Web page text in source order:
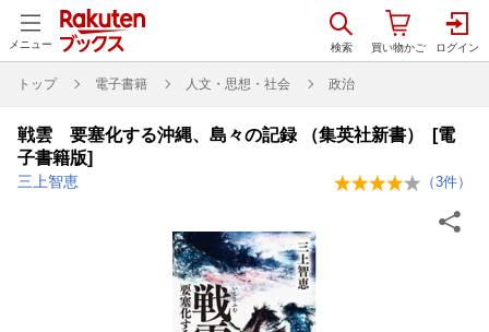
メニュー
トップ 電子書籍 人文・思想・社会 政治
戦雲 要塞化する沖縄、島々の記録 （集英社新書） [電
子書籍版]
三上智恵 （3件）